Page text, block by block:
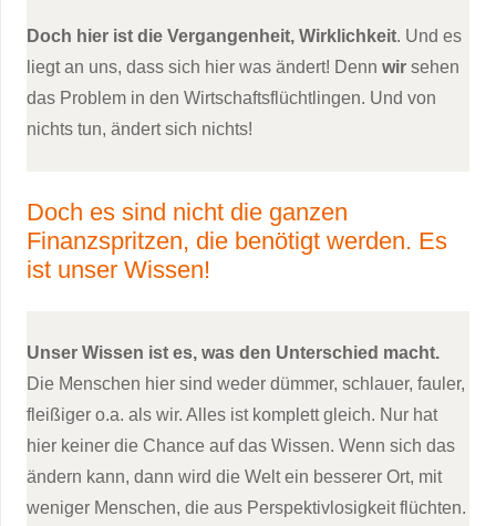
Doch hier ist die Vergangenheit, Wirklichkeit. Und es
liegt an uns, dass sich hier was ändert! Denn wir sehen
das Problem in den Wirtschaftsflüchtlingen. Und von
nichts tun, ändert sich nichts!
Doch es sind nicht die ganzen
Finanzspritzen, die benötigt werden. Es
ist unser Wissen!
Unser Wissen ist es, was den Unterschied macht.
Die Menschen hier sind weder dümmer, schlauer, fauler,
fleißiger o.a. als wir. Alles ist komplett gleich. Nur hat
hier keiner die Chance auf das Wissen. Wenn sich das
ändern kann, dann wird die Welt ein besserer Ort, mit
weniger Menschen, die aus Perspektivlosigkeit flüchten.